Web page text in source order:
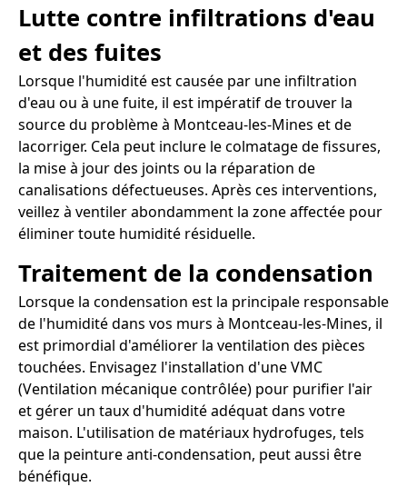
Lutte contre infiltrations d'eau
et des fuites
Lorsque l'humidité est causée par une infiltration
d'eau ou à une fuite, il est impératif de trouver la
source du problème à Montceau-les-Mines et de
lacorriger. Cela peut inclure le colmatage de fissures,
la mise à jour des joints ou la réparation de
canalisations défectueuses. Après ces interventions,
veillez à ventiler abondamment la zone affectée pour
éliminer toute humidité résiduelle.
Traitement de la condensation
Lorsque la condensation est la principale responsable
de l'humidité dans vos murs à Montceau-les-Mines, il
est primordial d'améliorer la ventilation des pièces
touchées. Envisagez l'installation d'une VMC
(Ventilation mécanique contrôlée) pour purifier l'air
et gérer un taux d'humidité adéquat dans votre
maison. L'utilisation de matériaux hydrofuges, tels
que la peinture anti-condensation, peut aussi être
bénéfique.